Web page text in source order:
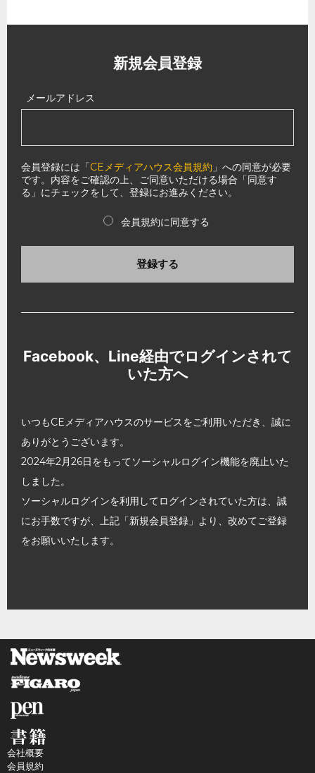
新規会員登録
メールアドレス
会員登録には「CEメディアハウス会員規約 」への同意が必要
です。内容をご確認の上、ご同意いただける場合「同意す
る」にチェックをして、登録にお進みください。
会員規約に同意する
登録する
Facebook、Line経由でログインされて
いた方へ
いつもCEメディアハウスのサービスをご利用いただき、誠に
ありがとうございます。
2024年2月26日をもってソーシャルログイン機能を廃止いた
しました。
ソーシャルログインを利用してログインされていた方は、誠
にお手数ですが、上記「新規会員登録」より、改めてご登録
をお願いいたします。
会社概要
会員規約